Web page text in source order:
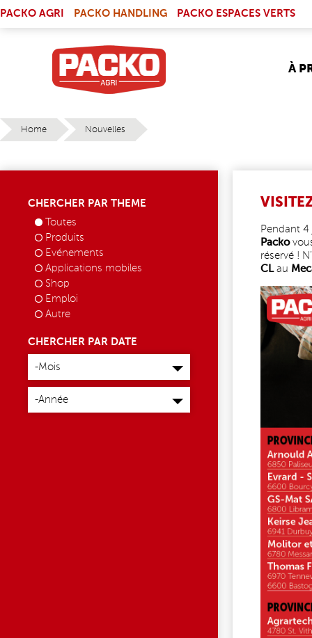
PACKO AGRI
PACKO HANDLING PACKO ESPACES VERTS
À
Home Nouvelles
CHERCHER PAR THEME
Toutes
Produits
Evénements
Applications mobiles
Shop
Emploi
Autre
CHERCHER PAR DATE
Mois
-Mois
Année
-Année
Pendant 4
Packo
réservé !
CLau